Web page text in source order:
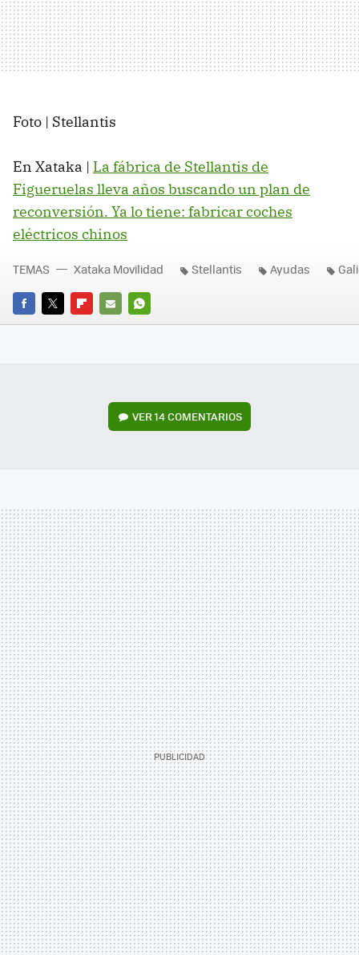
Foto | Stellantis
En Xataka | La fábrica de Stellantis de
Figueruelas lleva años buscando un plan de
reconversión. Ya lo tiene: fabricar coches
eléctricos chinos
FACEBOOK
TWITTERFLIPBOARD
E-
WHATSAPP
TEMAS Xataka Movilidad Stellantis Ayudas
VER14 COMENTARIOS